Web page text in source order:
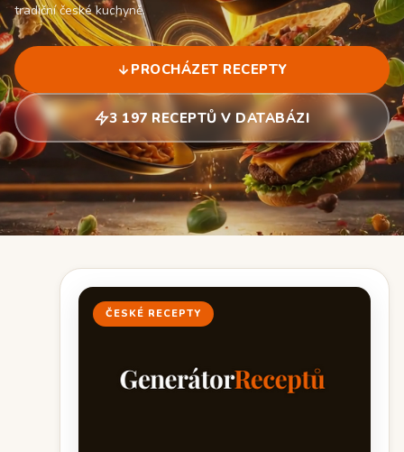
tradiční české kuchyně.
PROCHÁZET RECEPTY
3 197 RECEPTŮ V DATABÁZI
ČESKÉ RECEPTY